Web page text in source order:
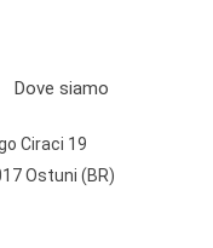
Dove siamo
Ciraci 19
Ostuni (BR)